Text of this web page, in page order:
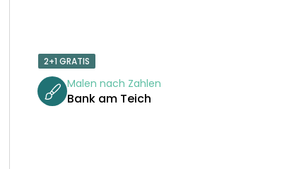
2+1 GRATIS
Malen nach Zahlen
Bank am Teich